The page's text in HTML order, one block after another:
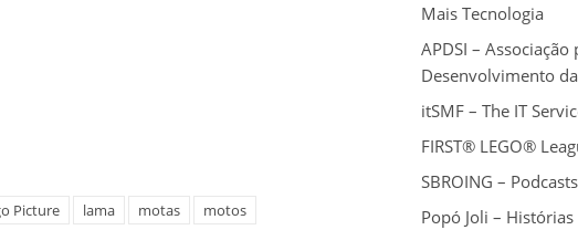
Picture lama motas
motos
Mais Tecnologia
APDSI –
Desenvolvimento
itSMF – The IT
FIRST® LEGO®
SBROING –
Popó Joli –